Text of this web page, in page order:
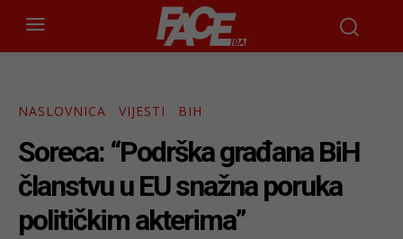
NASLOVNICA VIJESTI BIH
Soreca: “Podrška građana BiH
članstvu u EU snažna poruka
političkim akterima”